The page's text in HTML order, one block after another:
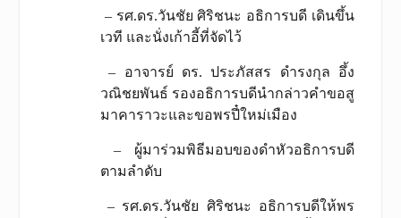
– รศ.ดร.วันชัย ศิริชนะ อธิการบดี เดินขึ้น
เวที และนั่งเก้าอี้ที่จัดไว้
– อาจารย์ ดร. ประภัสสร ดำรงกุล อึ้ง
วณิชยพันธ์ รองอธิการบดีนำกล่าวคำขอสู
มาคาราวะและขอพรปี๋ใหม่เมือง
– ผู้มาร่วมพิธีมอบของดำหัวอธิการบดี
ตามลำดับ
– รศ.ดร.วันชัย ศิริชนะ อธิการบดีให้พร